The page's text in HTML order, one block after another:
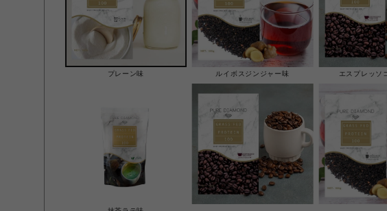
プレーン味 ルイボスジンジャー味 エスプレッソ